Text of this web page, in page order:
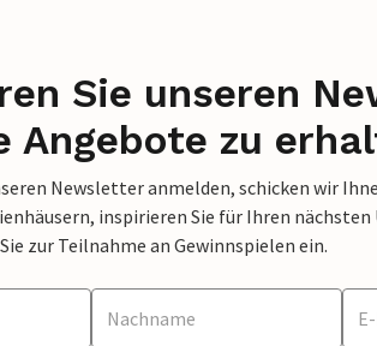
Sie unseren
Angebote zu
Newsletter anmelden, schicken wir
inspirieren Sie für Ihren
zur Teilnahme an Gewinnspielen ein.